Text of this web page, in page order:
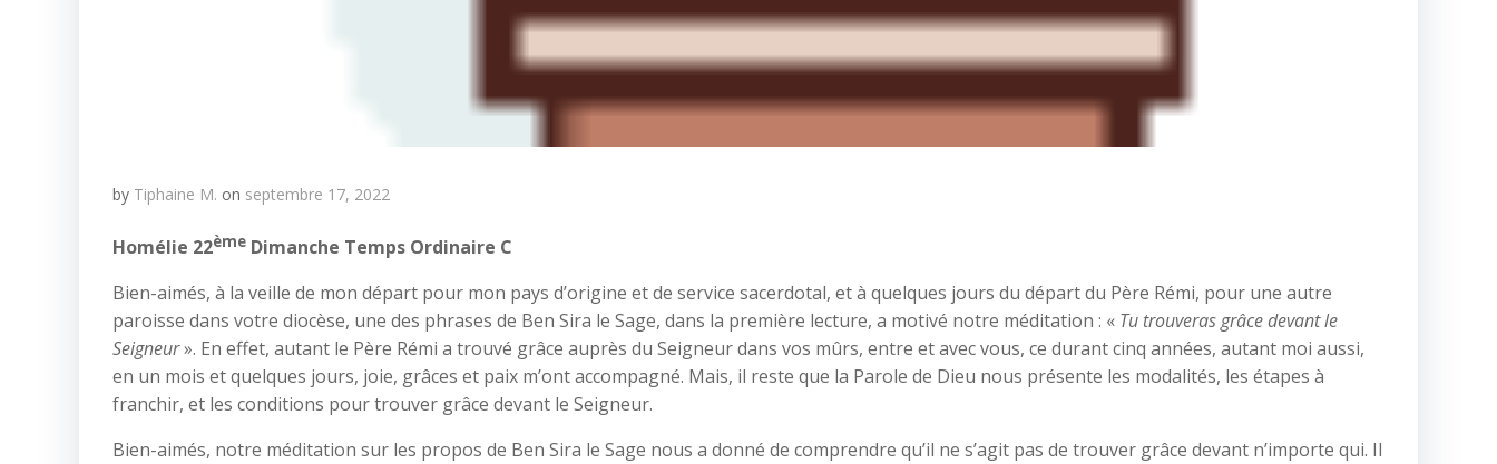
by Tiphaine M. on septembre 17, 2022
Homélie 22ème Dimanche Temps Ordinaire C
Bien-aimés, à la veille de mon départ pour mon pays d’origine et de service sacerdotal, et à quelques jours du départ du Père Rémi, pour une autre
paroisse dans votre diocèse, une des phrases de Ben Sira le Sage, dans la première lecture, a motivé notre méditation : « Tu trouveras grâce devant le
Seigneur». En effet, autant le Père Rémi a trouvé grâce auprès du Seigneur dans vos mûrs, entre et avec vous, ce durant cinq années, autant moi aussi,
en un mois et quelques jours, joie, grâces et paix m’ont accompagné. Mais, il reste que la Parole de Dieu nous présente les modalités, les étapes à
franchir, et les conditions pour trouver grâce devant le Seigneur.
Bien-aimés, notre méditation sur les propos de Ben Sira le Sage nous a donné de comprendre qu’il ne s’agit pas de trouver grâce devant n’importe qui. Il